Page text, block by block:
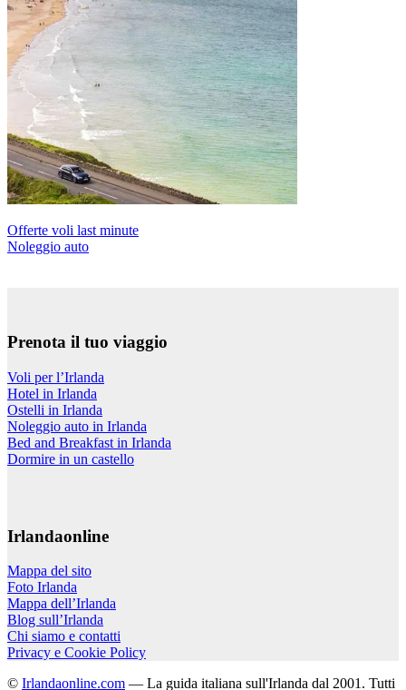
Offerte voli last minute
Noleggio auto
Prenota il tuo viaggio
Voli per l’Irlanda
Hotel in Irlanda
Ostelli in Irlanda
Noleggio auto in Irlanda
Bed and Breakfast in Irlanda
Dormire in un castello
Irlandaonline
Mappa del sito
Foto Irlanda
Mappa dell’Irlanda
Blog sull’Irlanda
Chi siamo e contatti
Privacy e Cookie Policy
© Irlandaonline.com — La guida italiana sull'Irlanda dal 2001. Tutti